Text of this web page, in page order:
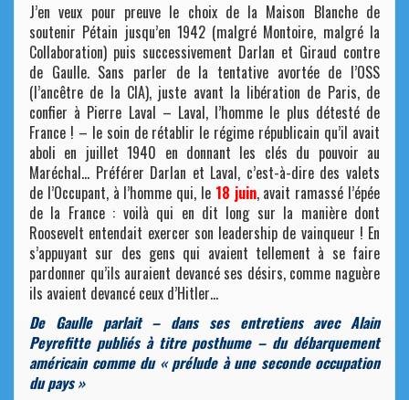
J’en veux pour preuve le choix de la Maison Blanche de
soutenir Pétain jusqu’en 1942 (malgré Montoire, malgré la
Collaboration) puis successivement Darlan et Giraud contre
de Gaulle. Sans parler de la tentative avortée de l’OSS
(l’ancêtre de la CIA), juste avant la libération de Paris, de
confier à Pierre Laval – Laval, l’homme le plus détesté de
France ! – le soin de rétablir le régime républicain qu’il avait
aboli en juillet 1940 en donnant les clés du pouvoir au
Maréchal… Préférer Darlan et Laval, c’est-à-dire des valets
de l’Occupant, à l’homme qui, le 18 juin, avait ramassé l’épée
de la France : voilà qui en dit long sur la manière dont
Roosevelt entendait exercer son leadership de vainqueur ! En
s’appuyant sur des gens qui avaient tellement à se faire
pardonner qu’ils auraient devancé ses désirs, comme naguère
ils avaient devancé ceux d’Hitler…
De Gaulle parlait – dans ses entretiens avec Alain
Peyrefitte publiés à titre posthume – du débarquement
américain comme du « prélude à une seconde occupation
du pays »